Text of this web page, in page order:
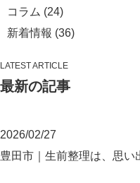
コラム (24)
新着情報 (36)
LATEST ARTICLE
最新の記事
2026/02/27
豊田市｜生前整理は、思